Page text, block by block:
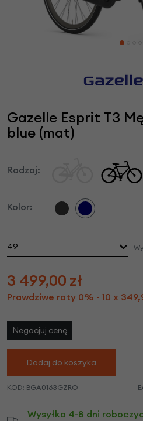
Gazelle Esprit T3
blue (mat)
Rodzaj:
Kolor:
49
3 499,00 zł
Prawdziwe raty 0% - 10 x
Negocjuj cenę
Dodaj do koszyka
KOD: BGA0163GZRO
Wysyłka 4-8 dni